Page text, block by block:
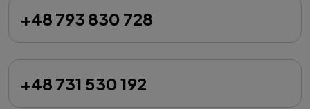
+48 793 830 728
+48 731 530 192